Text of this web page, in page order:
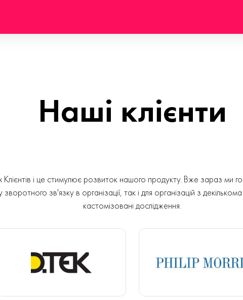
Наші клієнти
і це стимулює розвиток нашого продукту. Вже зараз ми
зв'язку в організації, так і для організацій з
кастомізовані дослідження.